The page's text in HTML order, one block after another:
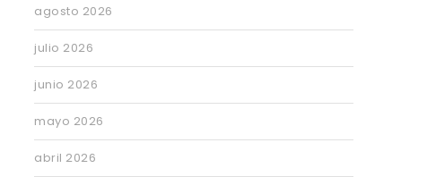
agosto 2026
julio 2026
junio 2026
mayo 2026
abril 2026